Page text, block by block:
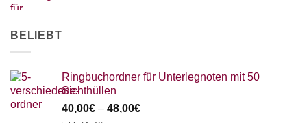
BELIEBT
Ringbuchordner für Unterlegnoten mit 50
Sichthüllen
40,00€ – 48,00€